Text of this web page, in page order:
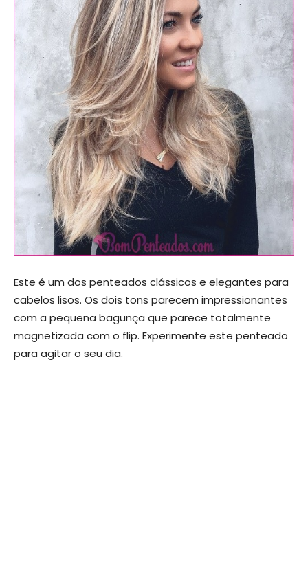
Este é um dos penteados clássicos e elegantes para
cabelos lisos. Os dois tons parecem impressionantes
com a pequena bagunça que parece totalmente
magnetizada com o flip. Experimente este penteado
para agitar o seu dia.